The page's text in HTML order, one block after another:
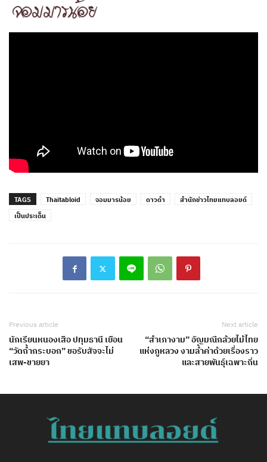
TAGS Thaitabloid จอมมารน้อย ดาวดำ
สำนักข่าวไทยแทบลอยด์
เป็นประเด็น
Previous article
นักเรียนหนองเสือ ปทุมธานี เยือน
“วัดถ้ำกระบอก” ขอรับสัจจะไม่
เสพ-ขายยา
Next article
“สำเภางาม” อัญมณีกล้วยไม้ไทย
แห่งภูหลวง งามล้ำค่าด้วยเรื่องราว
และสายพันธุ์เฉพาะถิ่น